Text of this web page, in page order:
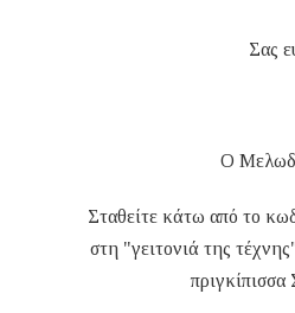
Σας
Ο
Σταθείτε κάτω από το
στη "γειτονιά της